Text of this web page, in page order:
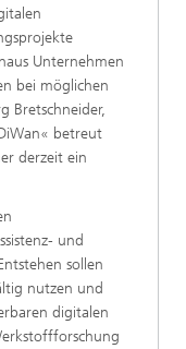
Unternehmen
bei möglichen
Bretschneider,
betreut
derzeit ein
und
sollen
nutzen und
digitalen